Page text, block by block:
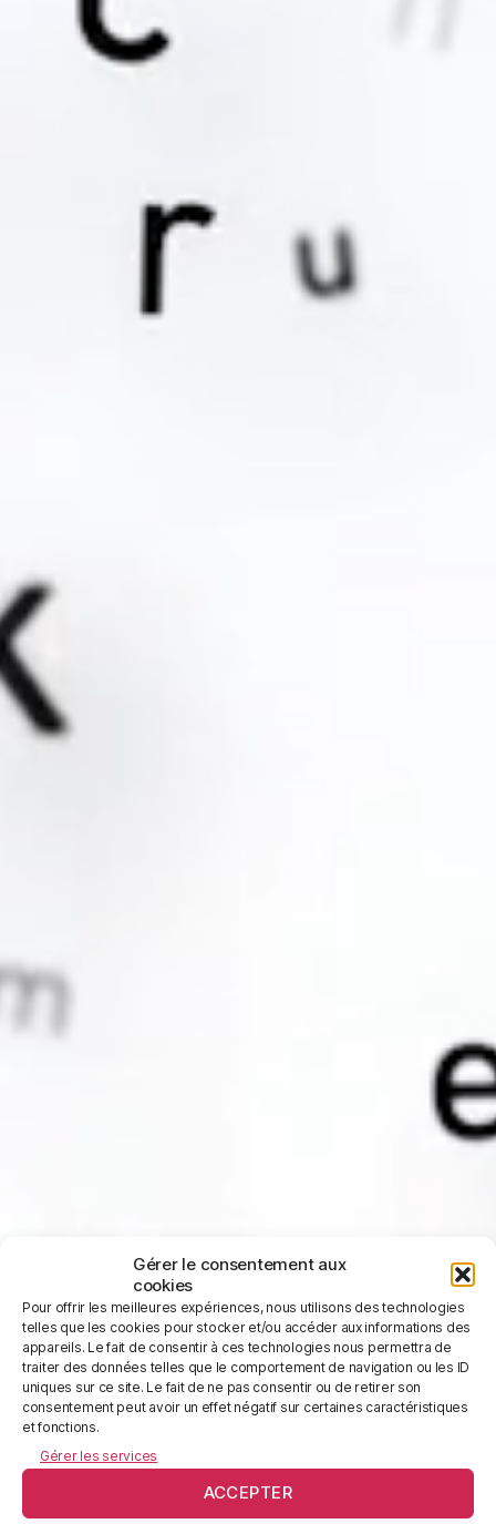
Gérer le consentement aux
cookies
Pour offrir les meilleures expériences, nous utilisons des technologies
telles que les cookies pour stocker et/ou accéder aux informations des
appareils. Le fait de consentir à ces technologies nous permettra de
traiter des données telles que le comportement de navigation ou les ID
uniques sur ce site. Le fait de ne pas consentir ou de retirer son
consentement peut avoir un effet négatif sur certaines caractéristiques
et fonctions.
Gérer les services
ACCEPTER
L’agence experte en expression écrite et
orale pour entreprises.
Nous créons et transcréons tout contenu